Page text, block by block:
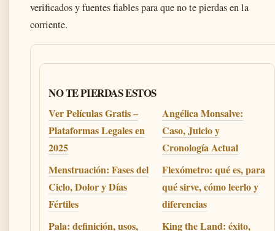
verificados y fuentes fiables para que no te pierdas en la
corriente.
NO TE PIERDAS ESTOS
Ver Películas Gratis –
Plataformas Legales en
2025
Angélica Monsalve:
Caso, Juicio y
Cronología Actual
Menstruación: Fases del
Ciclo, Dolor y Días
Fértiles
Flexómetro: qué es, para
qué sirve, cómo leerlo y
diferencias
Pala: definición, usos,
King the Land: éxito,